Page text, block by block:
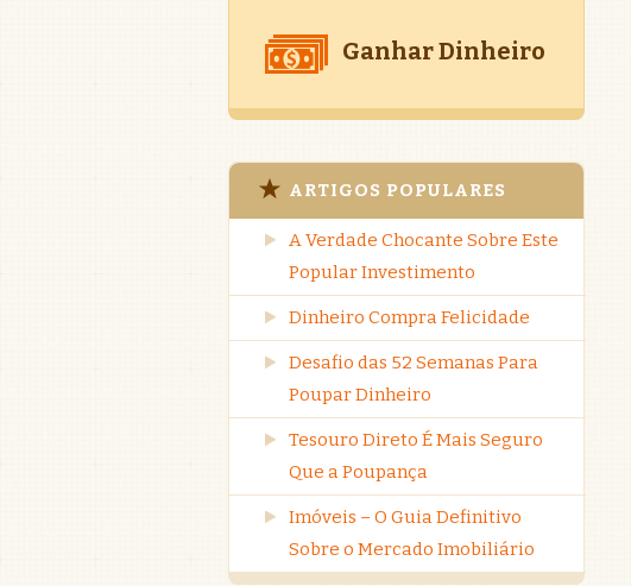
Ganhar Dinheiro
ARTIGOS POPULARES
A Verdade Chocante Sobre Este
Popular Investimento
Dinheiro Compra Felicidade
Desafio das 52 Semanas Para
Poupar Dinheiro
Tesouro Direto É Mais Seguro
Que a Poupança
Imóveis – O Guia Definitivo
Sobre o Mercado Imobiliário